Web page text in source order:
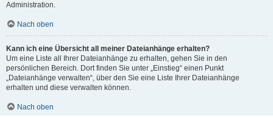
Administration.
Nach oben
Kann ich eine Übersicht all meiner Dateianhänge erhalten?
Um eine Liste all Ihrer Dateianhänge zu erhalten, gehen Sie in den
persönlichen Bereich. Dort finden Sie unter „Einstieg“ einen Punkt
„Dateianhänge verwalten“, über den Sie eine Liste Ihrer Dateianhänge
erhalten und diese verwalten können.
Nach oben